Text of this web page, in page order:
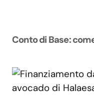
Conto di Base: